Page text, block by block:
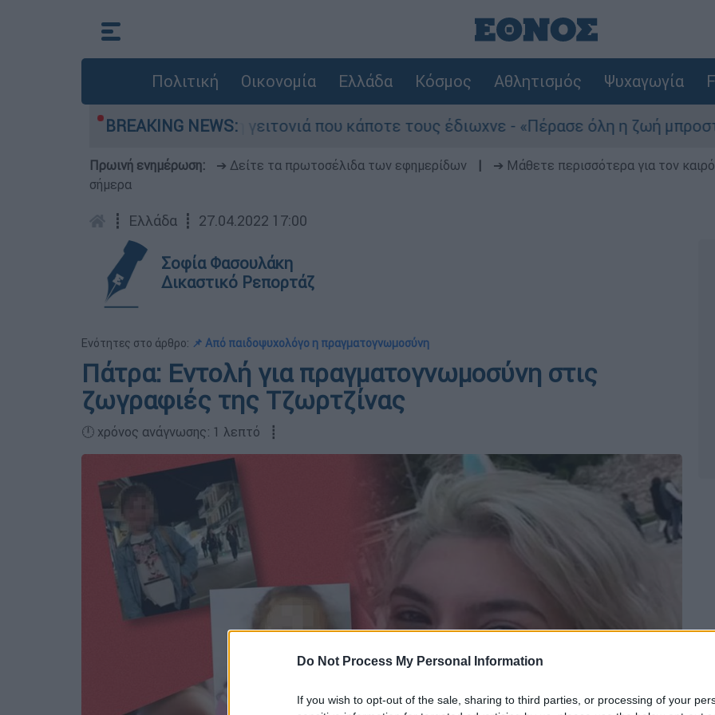
Do Not Process My Personal Information
If you wish to opt-out of the sale, sharing to third parties, or processing of your
Πολιτική Οικονομία Ελλάδα Κόσμος Αθλητισμός Ψυχαγωγία
BREAKING NEWS:
τη μεγάλη φωτιά τη γειτονιά που κάποτε τους έδιωχνε - «Πέρασε όλη η ζωή μπροστά μου»
Πρωινή ενημέρωση: ➔ Δείτε τα πρωτοσέλιδα των εφημερίδων ➔ Μάθετε περισσότερα για τον
σήμερα
┋ Ελλάδα ┋ 27.04.2022 17:00
Σοφία Φασουλάκη
Δικαστικό Ρεπορτάζ
Ενότητες στο άρθρο: 📌 Από παιδοψυχολόγο η πραγματογνωμοσύνη
Πάτρα: Εντολή για πραγματογνωμοσύνη στις
ζωγραφιές της Τζωρτζίνας
🕛 χρόνος ανάγνωσης: 1 λεπτό ┋